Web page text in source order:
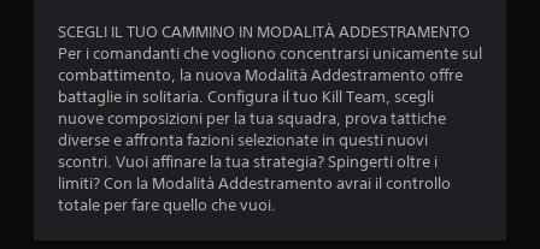
SCEGLI IL TUO CAMMINO IN MODALITÀ ADDESTRAMENTO
Per i comandanti che vogliono concentrarsi unicamente sul
combattimento, la nuova Modalità Addestramento offre
battaglie in solitaria. Configura il tuo Kill Team, scegli
nuove composizioni per la tua squadra, prova tattiche
diverse e affronta fazioni selezionate in questi nuovi
scontri. Vuoi affinare la tua strategia? Spingerti oltre i
limiti? Con la Modalità Addestramento avrai il controllo
totale per fare quello che vuoi.